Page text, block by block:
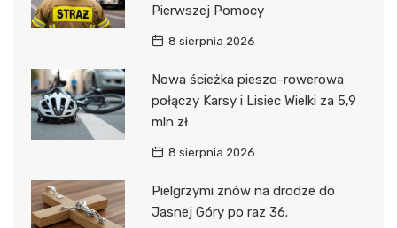
Pierwszej Pomocy
8 sierpnia 2026
Nowa ścieżka pieszo-rowerowa
połączy Karsy i Lisiec Wielki za 5,9
mln zł
8 sierpnia 2026
Pielgrzymi znów na drodze do
Jasnej Góry po raz 36.